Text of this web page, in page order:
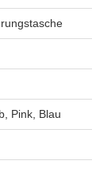
Pink, Blau